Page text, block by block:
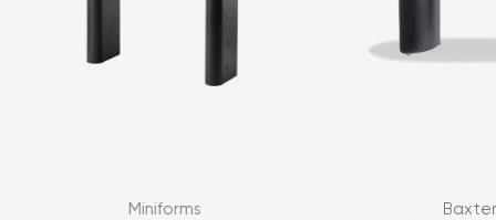
политикой персональных данных
Miniforms
Baxter